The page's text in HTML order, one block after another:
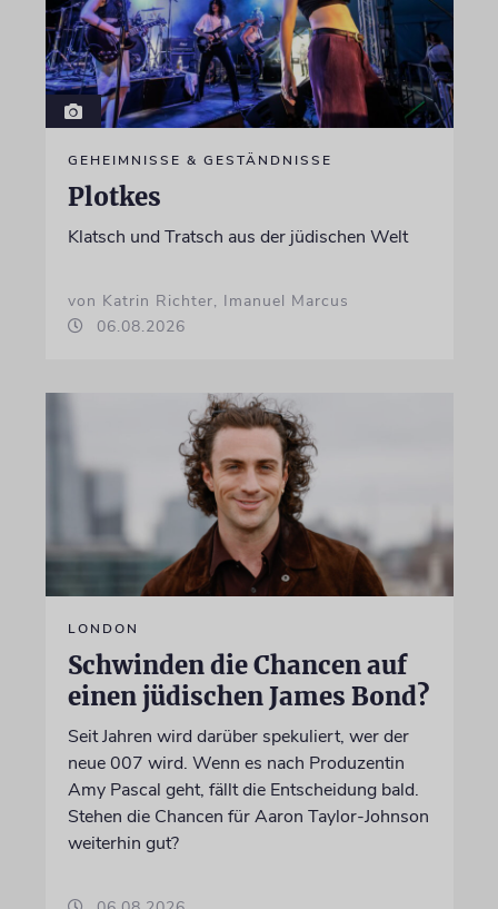
GEHEIMNISSE & GESTÄNDNISSE
Plotkes
Klatsch und Tratsch aus der jüdischen Welt
von Katrin Richter, Imanuel Marcus
06.08.2026
LONDON
Schwinden die Chancen auf
einen jüdischen James Bond?
Seit Jahren wird darüber spekuliert, wer der
neue 007 wird. Wenn es nach Produzentin
Amy Pascal geht, fällt die Entscheidung bald.
Stehen die Chancen für Aaron Taylor-Johnson
weiterhin gut?